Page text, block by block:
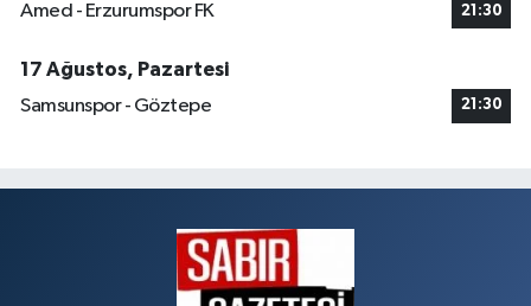
Amed - Erzurumspor FK 21:30
17 Ağustos, Pazartesi
Samsunspor - Göztepe
21:30